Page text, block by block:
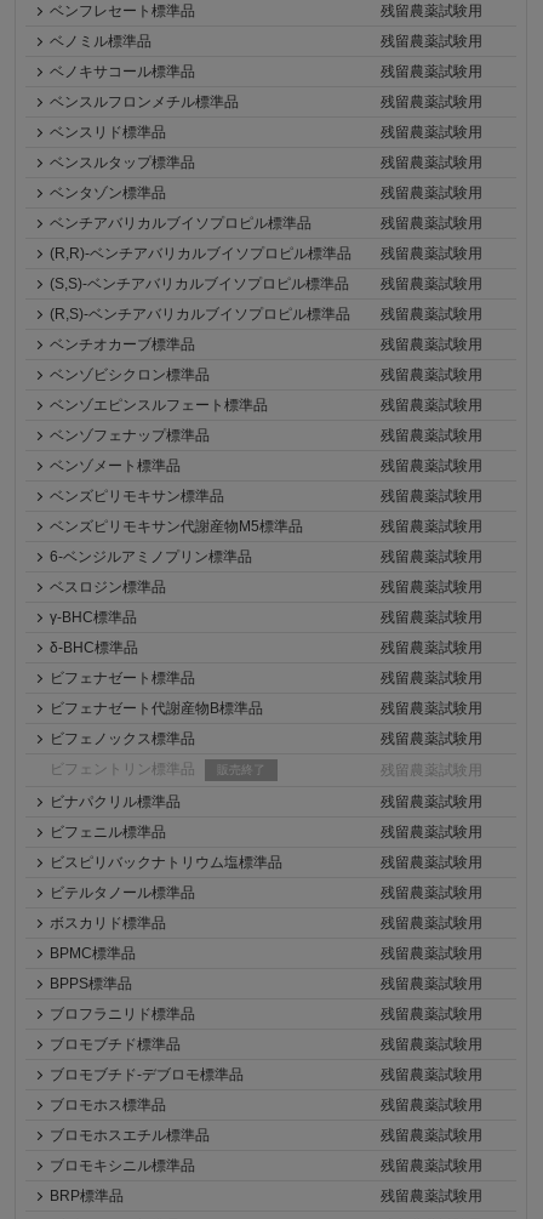
ベンフレセート標準品
残留農薬試験用
ベノミル標準品
残留農薬試験用
ベノキサコール標準品
残留農薬試験用
ベンスルフロンメチル標準品
残留農薬試験用
ベンスリド標準品
残留農薬試験用
ベンスルタップ標準品
残留農薬試験用
ベンタゾン標準品
残留農薬試験用
ベンチアバリカルブイソプロピル標準品
残留農薬試験用
(R,R)‐ベンチアバリカルブイソプロピル標準品
残留農薬試験用
(S,S)‐ベンチアバリカルブイソプロピル標準品
残留農薬試験用
(R,S)‐ベンチアバリカルブイソプロピル標準品
残留農薬試験用
ベンチオカーブ標準品
残留農薬試験用
ベンゾビシクロン標準品
残留農薬試験用
ベンゾエピンスルフェート標準品
残留農薬試験用
ベンゾフェナップ標準品
残留農薬試験用
ベンゾメート標準品
残留農薬試験用
ベンズピリモキサン標準品
残留農薬試験用
ベンズピリモキサン代謝産物M5標準品
残留農薬試験用
6-ベンジルアミノプリン標準品
残留農薬試験用
ベスロジン標準品
残留農薬試験用
γ-BHC標準品
残留農薬試験用
δ-BHC標準品
残留農薬試験用
ビフェナゼート標準品
残留農薬試験用
ビフェナゼート代謝産物B標準品
残留農薬試験用
ビフェノックス標準品
残留農薬試験用
ビフェントリン標準品
販売終了
残留農薬試験用
ビナパクリル標準品
残留農薬試験用
ビフェニル標準品
残留農薬試験用
ビスピリバックナトリウム塩標準品
残留農薬試験用
ビテルタノール標準品
残留農薬試験用
ボスカリド標準品
残留農薬試験用
BPMC標準品
残留農薬試験用
BPPS標準品
残留農薬試験用
ブロフラニリド標準品
残留農薬試験用
ブロモブチド標準品
残留農薬試験用
ブロモブチド-デブロモ標準品
残留農薬試験用
ブロモホス標準品
残留農薬試験用
ブロモホスエチル標準品
残留農薬試験用
ブロモキシニル標準品
残留農薬試験用
BRP標準品
残留農薬試験用